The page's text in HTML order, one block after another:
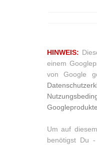
HINWEIS:
einem
von Google
Googleprodukte
Um auf
benötigst Du